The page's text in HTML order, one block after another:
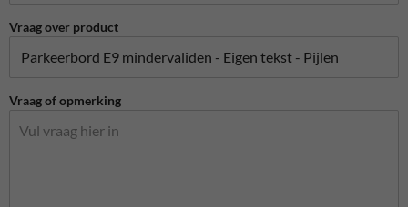
Vraag over product
Vraag of opmerking